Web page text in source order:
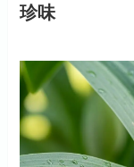
珍味